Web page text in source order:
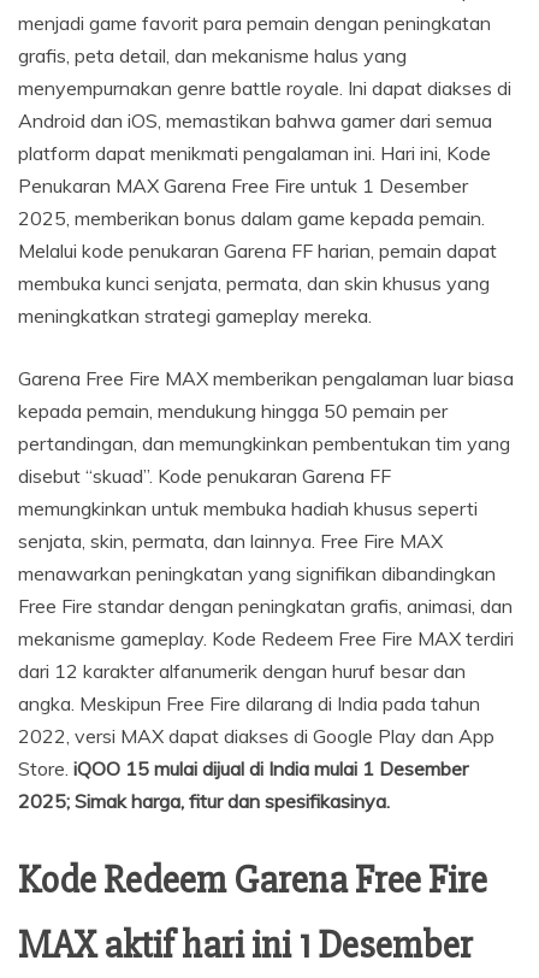
menjadi game favorit para pemain dengan peningkatan
grafis, peta detail, dan mekanisme halus yang
menyempurnakan genre battle royale. Ini dapat diakses di
Android dan iOS, memastikan bahwa gamer dari semua
platform dapat menikmati pengalaman ini. Hari ini, Kode
Penukaran MAX Garena Free Fire untuk 1 Desember
2025, memberikan bonus dalam game kepada pemain.
Melalui kode penukaran Garena FF harian, pemain dapat
membuka kunci senjata, permata, dan skin khusus yang
meningkatkan strategi gameplay mereka.
Garena Free Fire MAX memberikan pengalaman luar biasa
kepada pemain, mendukung hingga 50 pemain per
pertandingan, dan memungkinkan pembentukan tim yang
disebut “skuad”. Kode penukaran Garena FF
memungkinkan untuk membuka hadiah khusus seperti
senjata, skin, permata, dan lainnya. Free Fire MAX
menawarkan peningkatan yang signifikan dibandingkan
Free Fire standar dengan peningkatan grafis, animasi, dan
mekanisme gameplay. Kode Redeem Free Fire MAX terdiri
dari 12 karakter alfanumerik dengan huruf besar dan
angka. Meskipun Free Fire dilarang di India pada tahun
2022, versi MAX dapat diakses di Google Play dan App
Store. iQOO 15 mulai dijual di India mulai 1 Desember
2025; Simak harga, fitur dan spesifikasinya.
Kode Redeem Garena Free Fire
MAX aktif hari ini 1 Desember